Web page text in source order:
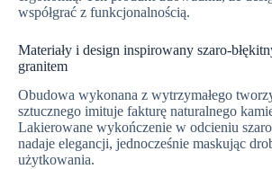
współgrać z funkcjonalnością.
Materiały i design inspirowany szaro-
granitem
Obudowa wykonana z wytrzymałego
sztucznego imituje fakturę naturalnego
Lakierowane wykończenie w odcieniu
nadaje elegancji, jednocześnie maskując
użytkowania.